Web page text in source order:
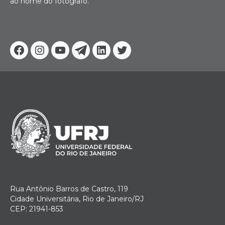
Facebook
Instagram
YoutubeTelegram
Linkedin
Twitter
Rua Antônio Barros de Castro, 119
Cidade Universitária, Rio de Janeiro/RJ
CEP: 21941-853